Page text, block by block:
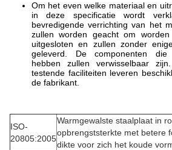
Om het even welke materiaal en
in deze specificatie wordt
bevredigende verrichting van het
zullen worden geacht om
uitgesloten en zullen zonder
geleverd. De componenten die
hebben zullen verwisselbaar
testende faciliteiten leveren
de fabrikant.
ISO-
20805:2005
Warmgewalste staalplaat in
opbrengststerkte met betere
dikte voor zich het koude